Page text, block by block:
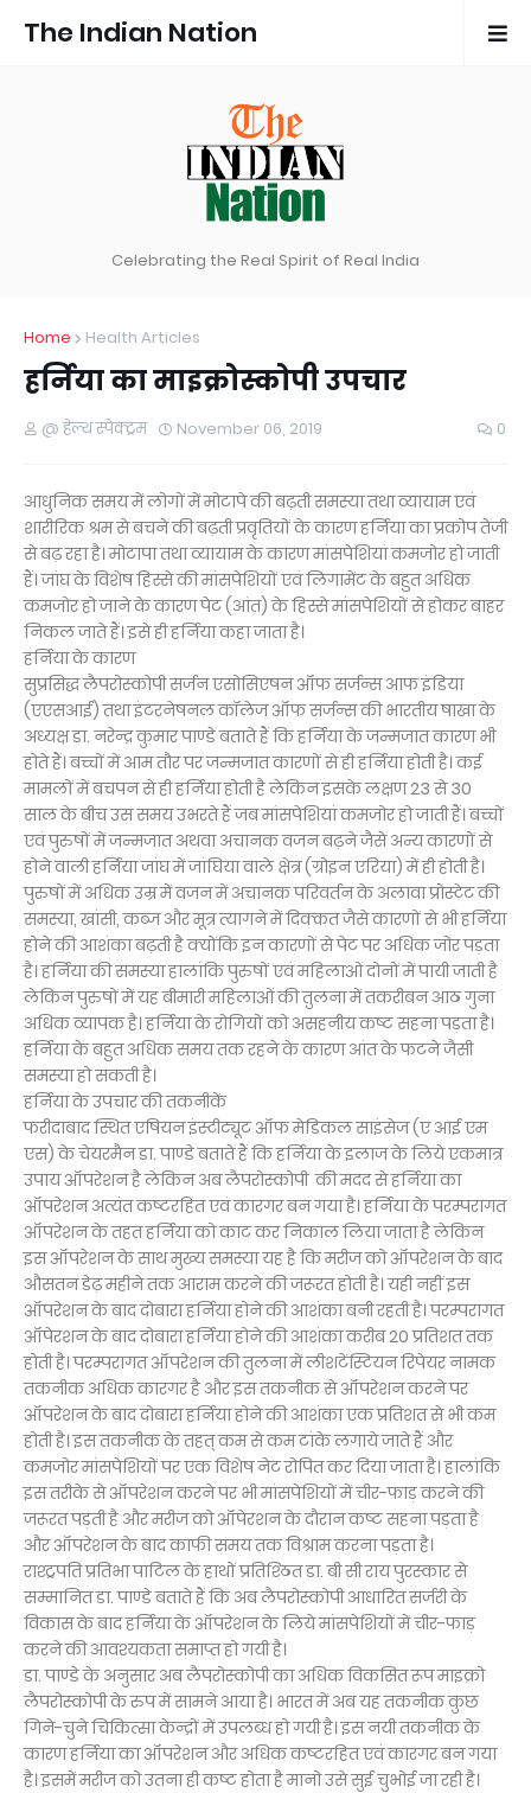
The Indian Nation
Celebrating the Real Spirit of Real India
Home Health Articles
हर्निया का माइक्रोस्कोपी उपचार
@ हेल्थ स्पेक्ट्रम November 06, 2019 0
आधुनिक समय में लोगों में मोटापे की बढ़ती समस्या तथा व्यायाम एवं
शारीरिक श्रम से बचने की बढ़ती प्रवृतियों के कारण हर्निया का प्रकोप तेजी
से बढ़ रहा है। मोटापा तथा व्यायाम के कारण मांसपेशियां कमजोर हो जाती
हैं। जांघ के विशेष हिस्से की मांसपेशियों एवं लिगामेंट के बहुत अधिक
कमजोर हो जाने के कारण पेट (आंत) के हिस्से मांसपेशियों से होकर बाहर
निकल जाते हैं। इसे ही हर्निया कहा जाता है।
हर्निया के कारण
सुप्रसिद्ध लैपरोस्कोपी सर्जन एसोसिएषन ऑफ सर्जन्स आफ इंडिया
(एएसआई) तथा इंटरनेषनल कॉलेज ऑफ सर्जन्स की भारतीय षाखा के
अध्यक्ष डा. नरेन्द्र कुमार पाण्डे बताते हैं कि हर्निया के जन्मजात कारण भी
होते हैं। बच्चों में आम तौर पर जन्मजात कारणों से ही हर्निया होती है। कई
मामलों में बचपन से ही हर्निया होती है लेकिन इसके लक्षण 23 से 30
साल के बीच उस समय उभरते हैं जब मांसपेशियां कमजोर हो जाती हैं। बच्चों
एवं पुरुषों में जन्मजात अथवा अचानक वजन बढ़ने जैसे अन्य कारणों से
होने वाली हर्निया जांघ में जांघिया वाले क्षेत्र (ग्रोइन एरिया) में ही होती है।
पुरुषों में अधिक उम्र में वजन में अचानक परिवर्तन के अलावा प्रोस्टेट की
समस्या, खांसी, कब्ज और मूत्र त्यागने में दिक्कत जैसे कारणों से भी हर्निया
होने की आशंका बढ़ती है क्योंकि इन कारणों से पेट पर अधिक जोर पड़ता
है। हर्निया की समस्या हालांकि पुरुषों एवं महिलाओं दोनों में पायी जाती है
लेकिन पुरुषों में यह बीमारी महिलाओं की तुलना में तकरीबन आठ गुना
अधिक व्यापक है। हर्निया के रोगियों को असहनीय कष्ट सहना पड़ता है।
हर्निया के बहुत अधिक समय तक रहने के कारण आंत के फटने जैसी
समस्या हो सकती है।
हर्निया के उपचार की तकनीकें
फरीदाबाद स्थित एषियन इंस्टीट्यूट ऑफ मेडिकल साइंसेज (ए आई एम
एस) के चेयरमैन डा. पाण्डे बताते हैं कि हर्निया के इलाज के लिये एकमात्र
उपाय ऑपरेशन है लेकिन अब लैपरोस्कोपी की मदद से हर्निया का
ऑपरेशन अत्यंत कष्टरहित एवं कारगर बन गया है। हर्निया के परम्परागत
ऑपरेशन के तहत हर्निया को काट कर निकाल लिया जाता है लेकिन
इस ऑपरेशन के साथ मुख्य समस्या यह है कि मरीज को ऑपरेशन के बाद
औसतन डेढ़ महीने तक आराम करने की जरूरत होती है। यही नहीं इस
ऑपरेशन के बाद दोबारा हर्निया होने की आशंका बनी रहती है। परम्परागत
ऑपेरशन के बाद दोबारा हर्निया होने की आशंका करीब 20 प्रतिशत तक
होती है। परम्परागत ऑपरेशन की तुलना में लीशटेंस्टियन रिपेयर नामक
तकनीक अधिक कारगर है और इस तकनीक से ऑपरेशन करने पर
ऑपरेशन के बाद दोबारा हर्निया होने की आशंका एक प्रतिशत से भी कम
होती है। इस तकनीक के तहत् कम से कम टांके लगाये जाते हैं और
कमजोर मांसपेशियों पर एक विशेष नेट रोपित कर दिया जाता है। हालांकि
इस तरीके से ऑपरेशन करने पर भी मांसपेशियों में चीर-फाड़ करने की
जरूरत पड़ती है और मरीज को ऑपेरशन के दौरान कष्ट सहना पड़ता है
और ऑपरेशन के बाद काफी समय तक विश्राम करना पड़ता है।
राश्ट्रपति प्रतिभा पाटिल के हाथों प्रतिश्ठित डा. बी सी राय पुरस्कार से
सम्मानित डा. पाण्डे बताते हैं कि अब लैपरोस्कोपी आधारित सर्जरी के
विकास के बाद हर्निया के ऑपरेशन के लिये मांसपेशियों में चीर-फाड़
करने की आवश्यकता समाप्त हो गयी है।
डा. पाण्डे के अनुसार अब लैपरोस्कोपी का अधिक विकसित रूप माइक्रो
लैपरोस्कोपी के रुप में सामने आया है। भारत में अब यह तकनीक कुछ
गिने-चुने चिकित्सा केन्द्रों में उपलब्ध हो गयी है। इस नयी तकनीक के
कारण हर्निया का ऑपरेशन और अधिक कष्टरहित एवं कारगर बन गया
है। इसमें मरीज को उतना ही कष्ट होता है मानो उसे सुई चुभोई जा रही है।